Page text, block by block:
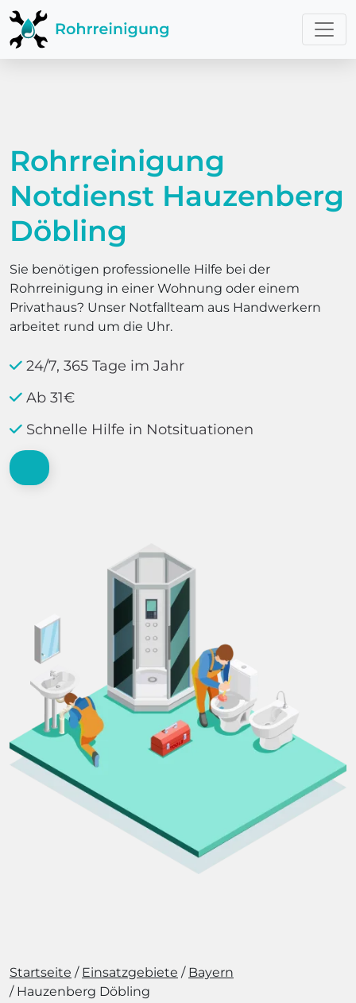
Rohrreinigung
Notdienst Hauzenberg
Döbling
Sie benötigen professionelle Hilfe bei der
Rohrreinigung in einer Wohnung oder einem
Privathaus? Unser Notfallteam aus Handwerkern
arbeitet rund um die Uhr.
24/7, 365 Tage im Jahr
Ab 31€
Schnelle Hilfe in Notsituationen
Startseite Einsatzgebiete
Bayern
Hauzenberg Döbling